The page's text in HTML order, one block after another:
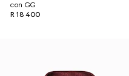
con GG
R 18 400